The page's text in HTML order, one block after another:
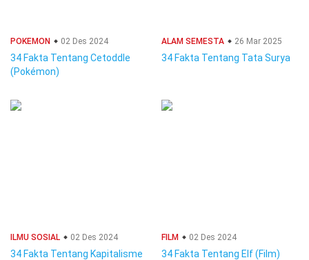
POKEMON 02 Des 2024
34 Fakta Tentang Cetoddle
(Pokémon)
ALAM SEMESTA 26 Mar 2025
34 Fakta Tentang Tata Surya
ILMU SOSIAL 02 Des 2024
34 Fakta Tentang Kapitalisme
FILM 02 Des 2024
34 Fakta Tentang Elf (Film)